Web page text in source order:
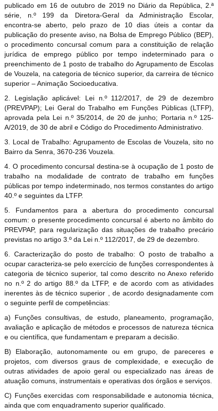
publicado em 16 de outubro de 2019 no Diário da República, 2.ª
série, n.º 199 da Diretora-Geral da Administração Escolar,
encontra-se aberto, pelo prazo de 10 dias úteis a contar da
publicação do presente aviso, na Bolsa de Emprego Público (BEP),
o procedimento concursal comum para a constituição de relação
jurídica de emprego público por tempo indeterminado para o
preenchimento de 1 posto de trabalho do Agrupamento de Escolas
de Vouzela, na categoria de técnico superior, da carreira de técnico
superior – Animação Socioeducativa.
2. Legislação aplicável: Lei n.º 112/2017, de 29 de dezembro
(PREVPAP); Lei Geral do Trabalho em Funções Públicas (LTFP),
aprovada pela Lei n.º 35/2014, de 20 de junho; Portaria n.º 125-
A/2019, de 30 de abril e Código do Procedimento Administrativo.
3. Local de Trabalho: Agrupamento de Escolas de Vouzela, sito no
Bairro da Senra, 3670-236 Vouzela.
4. O procedimento concursal destina-se à ocupação de 1 posto de
trabalho na modalidade de contrato de trabalho em funções
públicas por tempo indeterminado, nos termos constantes do artigo
40.º e seguintes da LTFP.
5. Fundamentos para a abertura do procedimento concursal
comum: o presente procedimento concursal é aberto no âmbito do
PREVPAP, para regularização das situações de trabalho precário
previstas no artigo 3.º da Lei n.º 112/2017, de 29 de dezembro.
6. Caracterização do posto de trabalho: O posto de trabalho a
ocupar caracteriza-se pelo exercício de funções correspondentes à
categoria de técnico superior, tal como descrito no Anexo referido
no n.º 2 do artigo 88.º da LTFP, e de acordo com as atividades
inerentes às de técnico superior , de acordo designadamente com
o seguinte perfil de competências:
a) Funções consultivas, de estudo, planeamento, programação,
avaliação e aplicação de métodos e processos de natureza técnica
e ou científica, que fundamentam e preparam a decisão.
B) Elaboração, autonomamente ou em grupo, de pareceres e
projetos, com diversos graus de complexidade, e execução de
outras atividades de apoio geral ou especializado nas áreas de
atuação comuns, instrumentais e operativas dos órgãos e serviços.
C) Funções exercidas com responsabilidade e autonomia técnica,
ainda que com enquadramento superior qualificado.